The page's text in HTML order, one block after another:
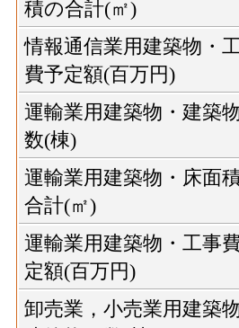
積の合計(㎡)
情報通信業用建築物・
費予定額(百万円)
運輸業用建築物・建築
数(棟)
運輸業用建築物・床面
合計(㎡)
運輸業用建築物・工事
定額(百万円)
卸売業，小売業用建築物